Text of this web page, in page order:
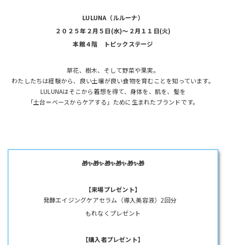
LULUNA（ルルーナ）
２０２５年２月５日(水)～２月１１日(火)
本館４階 トピックステージ
草花、樹木、そして野菜や果実。
わたしたちは経験から、良い土壌が良い食物を育むことを知っています。
LULUNAはそこから着想を得て、身体を、肌を、髪を
「土台＝ベースからケアする」ために生まれたブランドです。
🎁✨🎁✨🎁✨🎁✨🎁✨🎁
【来場プレゼント】
発酵エイジングケアセラム（導入美容液）2回分
もれなくプレゼント
【購入者プレゼント】